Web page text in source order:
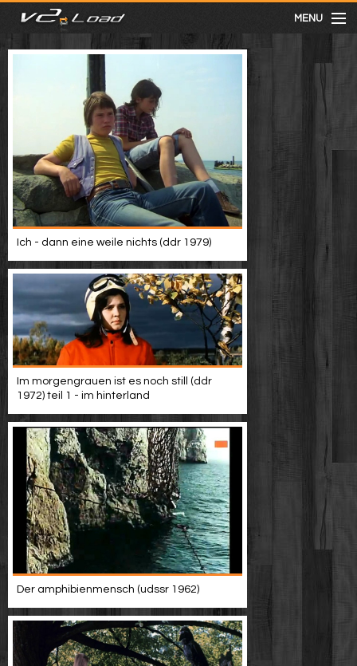
MENU
meist gesehen
kategorien
Menu
mit facebook anmelden
Informationen
Werbung
Ich - dann eine weile nichts (ddr 1979)
Im morgengrauen ist es noch still (ddr
1972) teil 1 - im hinterland
Der amphibienmensch (udssr 1962)